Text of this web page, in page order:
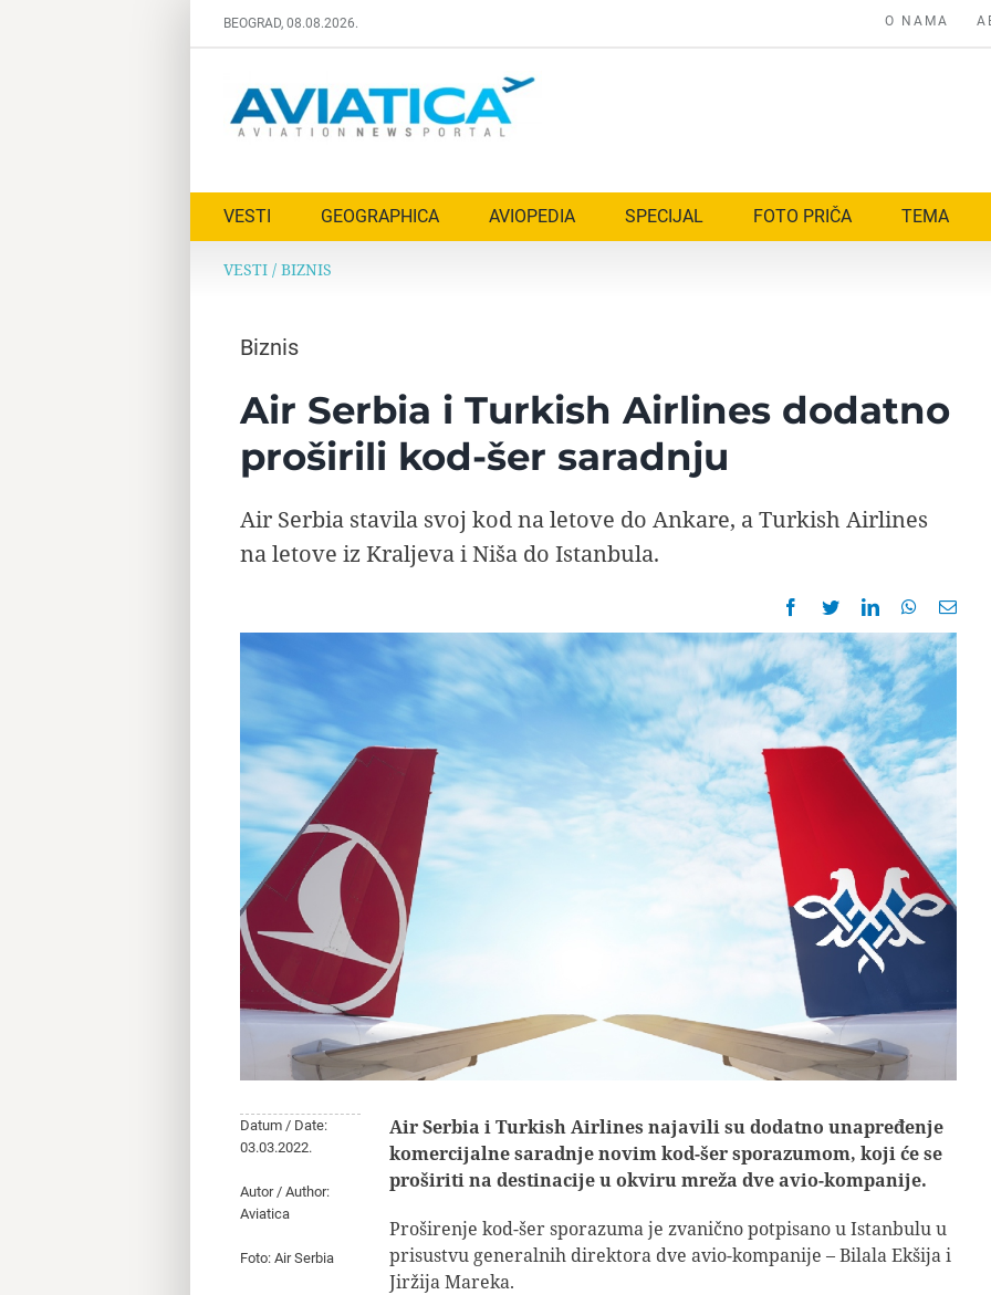
BEOGRAD, 08.08.2026. O NAMA
VESTI GEOGRAPHICA AVIOPEDIA SPECIJAL FOTO PRIČA TEMA
VESTI/ BIZNIS
Biznis
Air Serbia i Turkish Airlines dodatno
proširili kod-šer saradnju
Air Serbia stavila svoj kod na letove do Ankare, a Turkish Airlines
na letove iz Kraljeva i Niša do Istanbula.
Datum / Date:
03.03.2022.
Autor / Author:
Aviatica
Foto: Air Serbia
Air Serbia i Turkish Airlines najavili su dodatno unapređenje
komercijalne saradnje novim kod-šer sporazumom, koji će se
proširiti na destinacije u okviru mreža dve avio-kompanije.
Proširenje kod-šer sporazuma je zvanično potpisano u Istanbulu u
prisustvu generalnih direktora dve avio-kompanije – Bilala Ekšija i
Jiržija Mareka.